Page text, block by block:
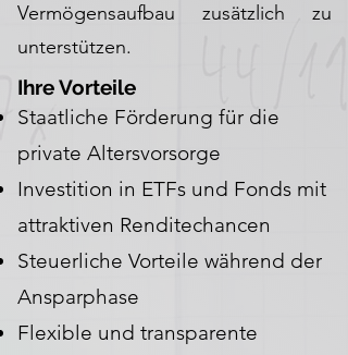
Vermögensaufbau zusätzlich zu
unterstützen.
Ihre Vorteile
Staatliche Förderung für die
private Altersvorsorge
Investition in ETFs und Fonds mit
attraktiven Renditechancen
Steuerliche Vorteile während der
Ansparphase
Flexible und transparente